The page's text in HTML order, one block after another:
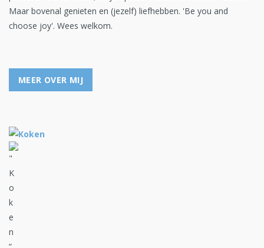
Maar bovenal genieten en (jezelf) liefhebben. 'Be you and
choose joy'. Wees welkom.
MEER OVER MIJ